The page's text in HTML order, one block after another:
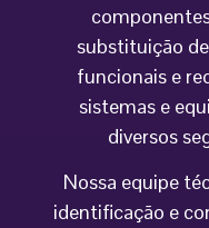
substituição
funcionais e
sistemas e
diversos
Nossa equipe
identificação e